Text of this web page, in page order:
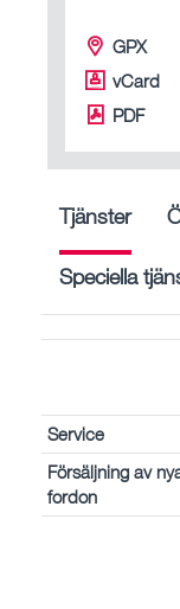
GPX
vCard
PDF
Tjänster
Speciella
Service
Försäljning av
fordon